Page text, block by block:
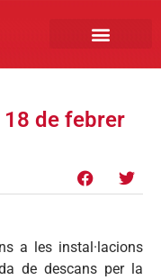
18 de febrer
a les instal·lacions
de descans per la